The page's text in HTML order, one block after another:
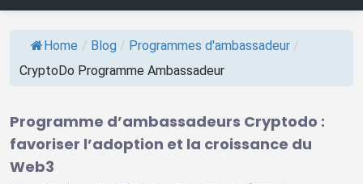
Home / Blog / Programmes d'ambassadeur /
CryptoDo Programme Ambassadeur
Programme d’ambassadeurs Cryptodo :
favoriser l’adoption et la croissance du
Web3